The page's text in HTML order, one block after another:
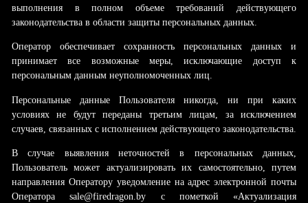
выполнения в полном объеме требований действующего
законодательства в области защиты персональных данных.
Оператор обеспечивает сохранность персональных данных и
принимает все возможные меры, исключающие доступ к
персональным данным неуполномоченных лиц.
Персональные данные Пользователя никогда, ни при каких
условиях не будут переданы третьим лицам, за исключением
случаев, связанных с исполнением действующего законодательства.
В случае выявления неточностей в персональных данных,
Пользователь может актуализировать их самостоятельно, путем
направления Оператору уведомление на адрес электронной почты
Оператора sale@firedragon.by с пометкой «Актуализация